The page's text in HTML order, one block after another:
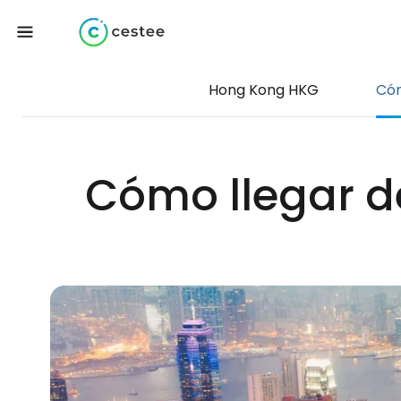
Hong Kong HKG
Cómo llegar